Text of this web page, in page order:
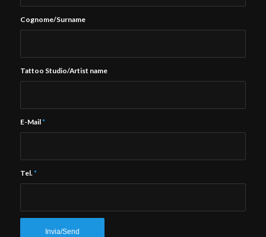
Cognome/Surname
Tattoo Studio/Artist name
E-Mail*
Tel.*